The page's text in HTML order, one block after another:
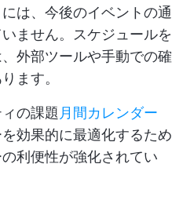
は、今後のイベントの通
ません。スケジュールを
外部ツールや手動での確
ます。
の課題 月間カレンダー
効果的に最適化するため
利便性が強化されてい